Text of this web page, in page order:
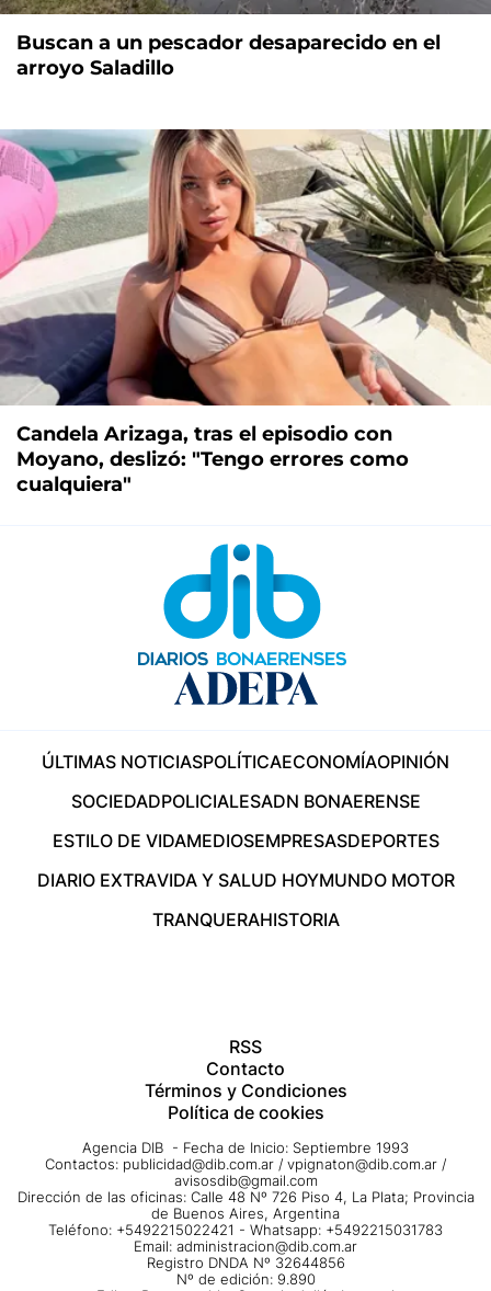
Buscan a un pescador desaparecido en el
arroyo Saladillo
Candela Arizaga, tras el episodio con
Moyano, deslizó: "Tengo errores como
cualquiera"
ÚLTIMAS NOTICIASPOLÍTICAECONOMÍAOPINIÓN
SOCIEDADPOLICIALESADN BONAERENSE
ESTILO DE VIDAMEDIOSEMPRESASDEPORTES
DIARIO EXTRAVIDA Y SALUD HOYMUNDO MOTOR
TRANQUERAHISTORIA
RSS
Contacto
Términos y Condiciones
Política de cookies
Agencia DIB - Fecha de Inicio: Septiembre 1993
Contactos: publicidad@dib.com.ar / vpignaton@dib.com.ar /
avisosdib@gmail.com
Dirección de las oficinas: Calle 48 Nº 726 Piso 4, La Plata; Provincia
de Buenos Aires, Argentina
Teléfono: +5492215022421 - Whatsapp: +5492215031783
Email: administracion@dib.com.ar
Registro DNDA Nº 32644856
Nº de edición: 9.890